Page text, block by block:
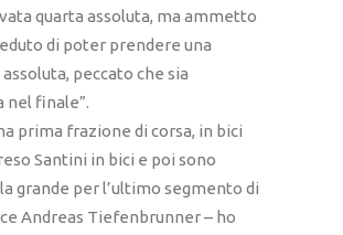
quarta assoluta, ma ammetto
di poter prendere una
peccato che sia
nel finale”.
prima frazione di corsa, in bici
Santini in bici e poi sono
grande per l’ultimo segmento di
Andreas Tiefenbrunner – ho